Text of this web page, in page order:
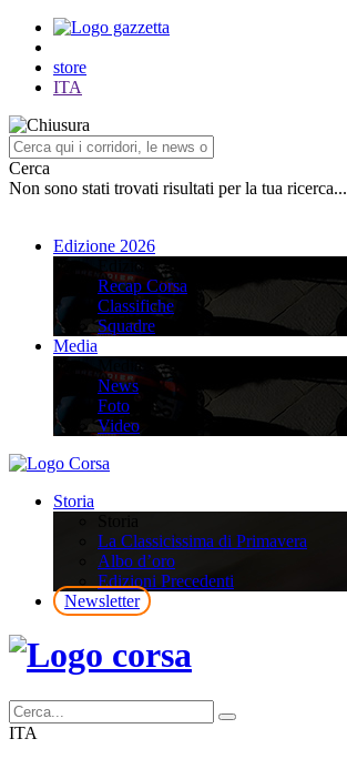
store
ITA
Cerca
Non sono stati trovati risultati per la tua ricerca...
Edizione 2026
Edizione 2026
Recap Corsa
Classifiche
Squadre
Media
Media
News
Foto
Video
Storia
La Classicissima di Primavera
Albo d’oro
Edizioni Precedenti
Newsletter
ITA